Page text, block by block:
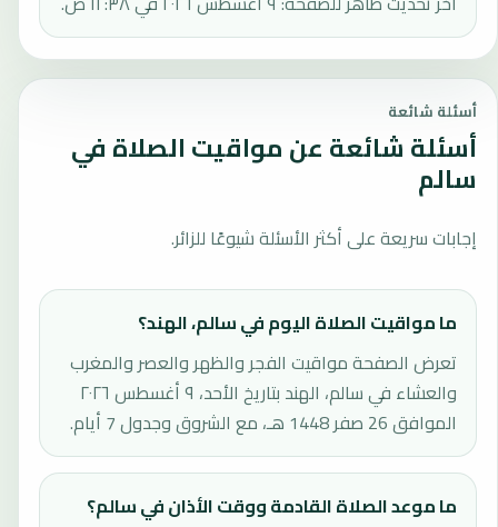
أسئلة شائعة
أسئلة شائعة عن مواقيت الصلاة في
سالم
إجابات سريعة على أكثر الأسئلة شيوعًا للزائر.
ما مواقيت الصلاة اليوم في سالم، الهند؟
تعرض الصفحة مواقيت الفجر والظهر والعصر والمغرب
والعشاء في سالم، الهند بتاريخ الأحد، ٩ أغسطس ٢٠٢٦
الموافق 26 صفر 1448 هـ، مع الشروق وجدول 7 أيام.
ما موعد الصلاة القادمة ووقت الأذان في سالم؟